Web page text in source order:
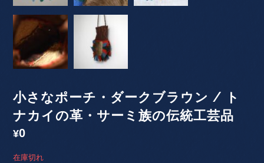
小さなポーチ・ダークブラウン / ト
ナカイの革・サーミ族の伝統工芸品
¥0
在庫切れ